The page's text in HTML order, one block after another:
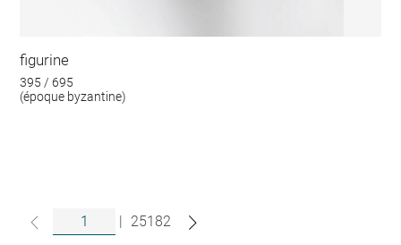
figurine
395 / 695
(époque byzantine)
| 25182